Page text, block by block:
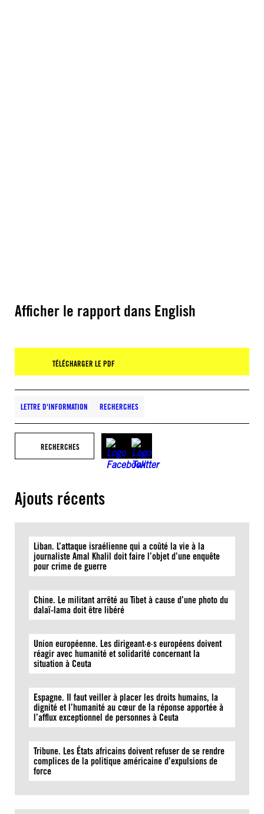
Afficher le rapport dans English
TÉLÉCHARGER LE PDF
LETTRE D'INFORMATION RECHERCHES
RECHERCHES
Ajouts récents
Liban. L’attaque israélienne qui a coûté la vie à la
journaliste Amal Khalil doit faire l’objet d’une enquête
pour crime de guerre
Chine. Le militant arrêté au Tibet à cause d’une photo du
dalaï-lama doit être libéré
Union européenne. Les dirigeant·e·s européens doivent
réagir avec humanité et solidarité concernant la
situation à Ceuta
Espagne. Il faut veiller à placer les droits humains, la
dignité et l’humanité au cœur de la réponse apportée à
l’afflux exceptionnel de personnes à Ceuta
Tribune. Les États africains doivent refuser de se rendre
complices de la politique américaine d’expulsions de
force